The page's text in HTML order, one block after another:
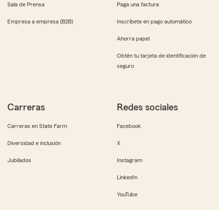
Sala de Prensa
Empresa a empresa (B2B)
Paga una factura
Inscríbete en pago automático
Ahorra papel
Obtén tu tarjeta de identificación de
seguro
Carreras
Carreras en State Farm
Diversidad e inclusión
Jubilados
Redes sociales
Facebook
X
Instagram
LinkedIn
YouTube